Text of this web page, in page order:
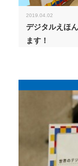
2019.04.02
デジタルえほ
ます！